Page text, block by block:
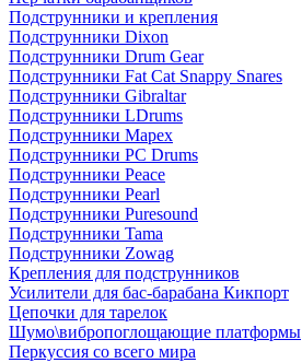
Подструнники и крепления
Подструнники Dixon
Подструнники Drum Gear
Подструнники Fat Cat Snappy Snares
Подструнники Gibraltar
Подструнники LDrums
Подструнники Mapex
Подструнники PC Drums
Подструнники Peace
Подструнники Pearl
Подструнники Puresound
Подструнники Tama
Подструнники Zowag
Крепления для подструнников
Усилители для бас-барабана Кикпорт
Цепочки для тарелок
Шумо\вибропоглощающие платформы
Перкуссия со всего мира